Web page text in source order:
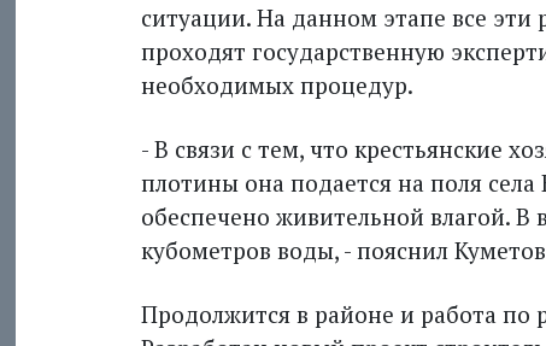
ситуации. На данном этапе все
проходят государственную
необходимых процедур.
- В связи с тем, что крестьянские
плотины она подается на поля
обеспечено живительной влагой.
кубометров воды, - пояснил
Продолжится в районе и работа